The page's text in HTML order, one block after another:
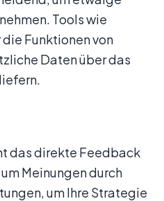
Tools wie
Funktionen von
Daten über das
das direkte Feedback
Meinungen durch
um Ihre Strategie